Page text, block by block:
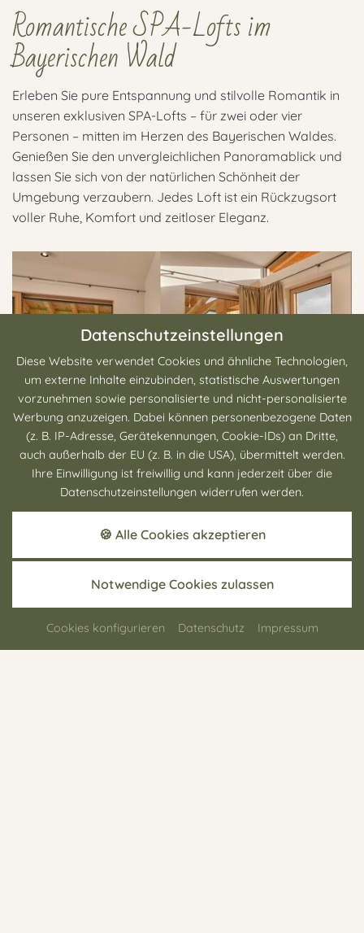
Datenschutzeinstellungen
Diese Website verwendet Cookies und ähnliche Technologien,
um externe Inhalte einzubinden, statistische Auswertungen
vorzunehmen sowie personalisierte und nicht-personalisierte
Werbung anzuzeigen. Dabei können personenbezogene Daten
(z. B. IP-Adresse, Gerätekennungen, Cookie-IDs) an Dritte,
auch außerhalb der EU (z. B. in die USA), übermittelt werden.
Ihre Einwilligung ist freiwillig und kann jederzeit über die
Datenschutzeinstellungen widerrufen werden.
🍪 Alle Cookies akzeptieren
Notwendige Cookies zulassen
Cookies konfigurieren Datenschutz Impressum
Romantische SPA-Lofts im
Bayerischen Wald
Erleben Sie pure Entspannung und stilvolle Romantik in
unseren exklusiven SPA-Lofts – für zwei oder vier
Personen – mitten im Herzen des Bayerischen Waldes.
Genießen Sie den unvergleichlichen Panoramablick und
lassen Sie sich von der natürlichen Schönheit der
Umgebung verzaubern. Jedes Loft ist ein Rückzugsort
voller Ruhe, Komfort und zeitloser Eleganz.
Ihr exklusives Wohlfühlerlebnis
LOFTS IM ÜBERBLICK
LIEBLINGSANGEBOTE